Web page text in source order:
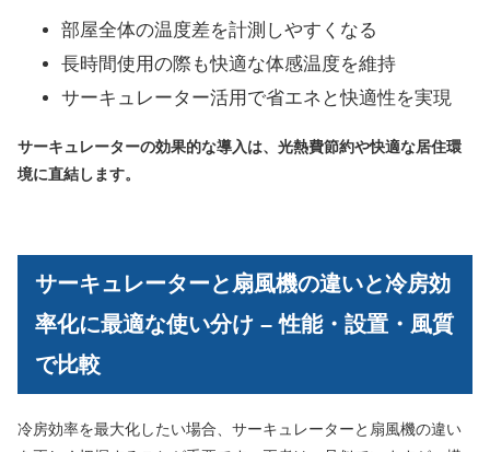
部屋全体の温度差を計測しやすくなる
長時間使用の際も快適な体感温度を維持
サーキュレーター活用で省エネと快適性を実現
サーキュレーターの効果的な導入は、光熱費節約や快適な居住環
境に直結します。
サーキュレーターと扇風機の違いと冷房効
率化に最適な使い分け – 性能・設置・風質
で比較
冷房効率を最大化したい場合、サーキュレーターと扇風機の違い